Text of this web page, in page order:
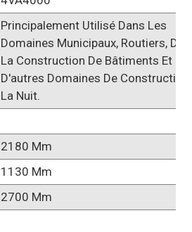
Principalement Utilisé Dans Les
Domaines Municipaux, Routiers, De
La Construction De Bâtiments Et
D'autres Domaines De Construction
La Nuit.
2180 Mm
1130 Mm
2700 Mm